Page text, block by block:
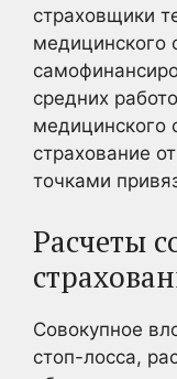
страховщики
медицинского
средних
медицинского
страхование
точками
Расчеты
Совокупное
стоп-лосса,